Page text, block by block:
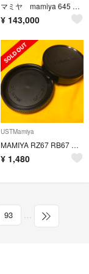
マミヤ mamiya 645 PRO 本体とレンズ3本
¥ 143,000
USTMamiya
MAMIYA RZ67 RB67 PRO SD レンズリア&ボディキャップセット
¥ 1,480
93 …